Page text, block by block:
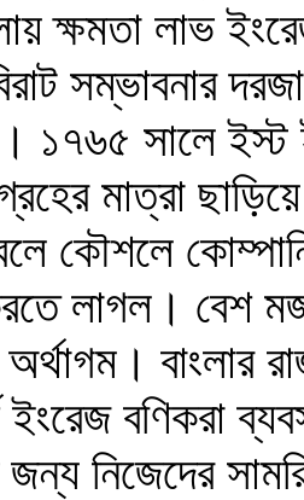
ক্ষমতা লাভ
সম্ভাবনার
সালে ইস্ট
মাত্রা
কৌশলে কোম্পানি
লাগল। বেশ
বাংলার
বণিকরা
জন্য নিজেদের